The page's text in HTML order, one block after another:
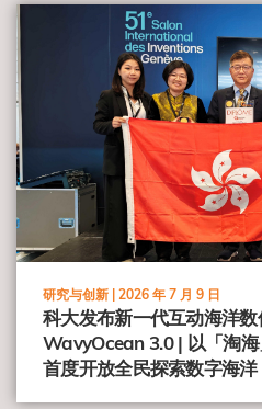
研究与创新 | 2026 年 7 月 9 日
科大发布新一代互动海洋
WavyOcean 3.0 | 以「淘
首度开放全民探索数字海洋
view